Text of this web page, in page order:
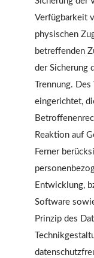
Verfügbarkeit
physischen
betreffenden
der Sicherung
Trennung.
eingerichtet,
Reaktion auf
Ferner
Entwicklung,
Software
Prinzip des